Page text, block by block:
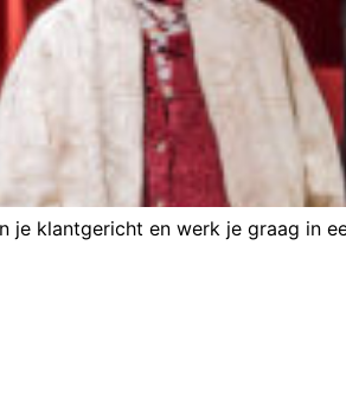
je klantgericht en werk je graag in